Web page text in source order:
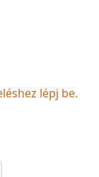
lépj be.